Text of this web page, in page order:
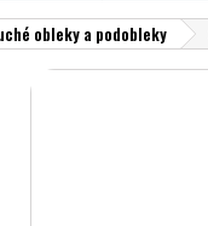
obleky a podobleky